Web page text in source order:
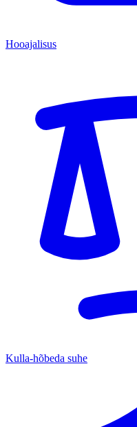
Hooajalisus
Kulla-hõbeda suhe